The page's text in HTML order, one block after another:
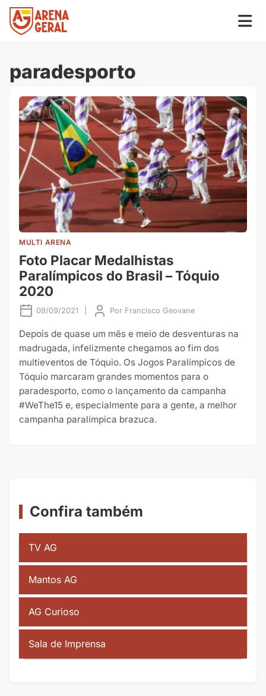
paradesporto
MULTI ARENA
Foto Placar Medalhistas
Paralímpicos do Brasil – Tóquio
2020
09/09/2021 Por Francisco Geovane
Depois de quase um mês e meio de desventuras na
madrugada, infelizmente chegamos ao fim dos
multieventos de Tóquio. Os Jogos Paralímpicos de
Tóquio marcaram grandes momentos para o
paradesporto, como o lançamento da campanha
#WeThe15 e, especialmente para a gente, a melhor
campanha paralímpica brazuca.
Confira também
TV AG
Mantos AG
AG Curioso
Sala de Imprensa